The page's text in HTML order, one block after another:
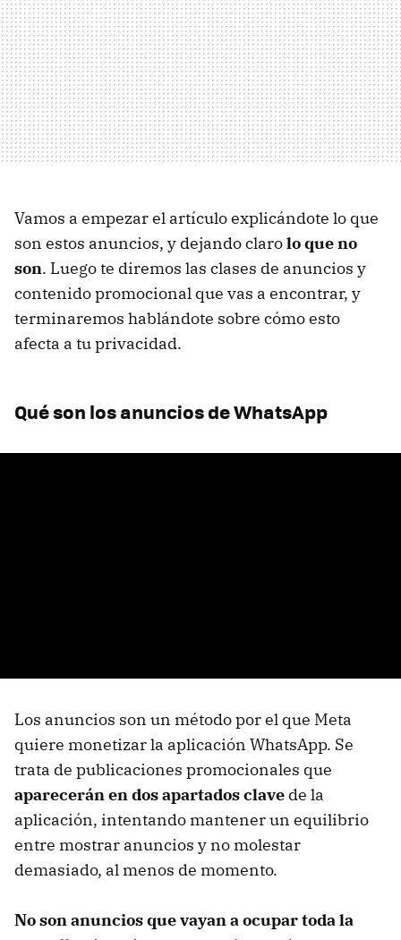
Vamos a empezar el artículo explicándote lo que
son estos anuncios, y dejando clarolo que no
son. Luego te diremos las clases de anuncios y
contenido promocional que vas a encontrar, y
terminaremos hablándote sobre cómo esto
afecta a tu privacidad.
Qué son los anuncios de WhatsApp
Los anuncios son un método por el que Meta
quiere monetizar la aplicación WhatsApp. Se
trata de publicaciones promocionales que
aparecerán en dos apartados clave de la
aplicación, intentando mantener un equilibrio
entre mostrar anuncios y no molestar
demasiado, al menos de momento.
No son anuncios que vayan a ocupar toda la